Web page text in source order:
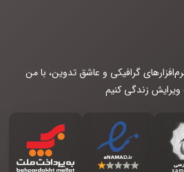
گرافیکی و عاشق تدوین، با من
زندگی کنیم